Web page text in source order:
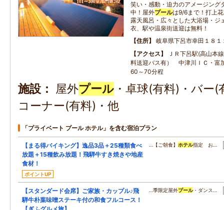
笑い・感動・迫力のアメージング
中！屋外プールは9/6まで！打上
露天風呂・広々とした大浴場・ジ
衣、駅や温泉街送迎は無料！
住所
岐阜県下呂市幸田１８１
アクセス
ＪＲ下呂駅(高山本
料送迎バス有） 中津川ＩＣ・富
60～70分程
施設 屋外プール ・卓球(有料)・バー
コーナー(有料)・他
「プライベート プール ホテル」を含む宿泊プラン
【まる得バイキング】逸品3品＋25種類食べ
放題＋15種飲み放題！飛騨牛すき焼きや地産
食材！
ポイントUP
…【ご朝食】 ホテル指定 お…
【スタンダード会席】ご家族・カップル♪飛
騨牛朴葉味噌ステーキ付の和食フルコース！
…季限定屋外プール・ダンス…